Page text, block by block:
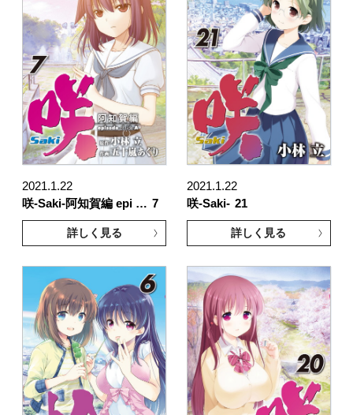
2021.1.22
咲-Saki-阿知賀編 epi … 7
詳しく見る
2021.1.22
咲-Saki- 21
詳しく見る